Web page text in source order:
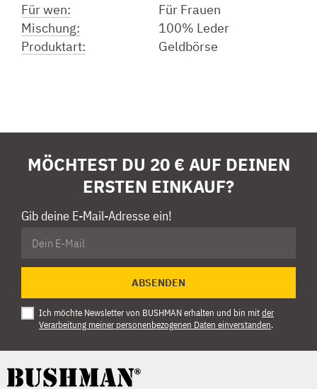
Für wen:
Für Frauen
Mischung:
100% Leder
Produktart:
Geldbörse
MÖCHTEST DU 20 € AUF DEINEN
ERSTEN EINKAUF?
Gib deine E-Mail-Adresse ein!
ABSENDEN
Ich möchte Newsletter von BUSHMAN erhalten und bin mitder
Verarbeitung meiner personenbezogenen Daten einverstanden.